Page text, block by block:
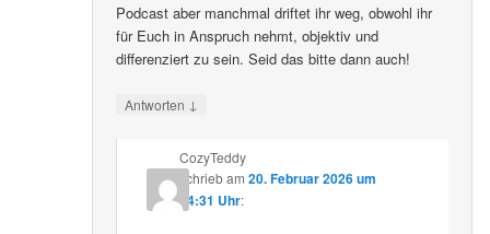
Podcast aber manchmal driftet ihr weg, obwohl ihr
für Euch in Anspruch nehmt, objektiv und
differenziert zu sein. Seid das bitte dann auch!
Antworten ↓
CozyTeddy
schriebam 20. Februar 2026 um
14:31 Uhr: